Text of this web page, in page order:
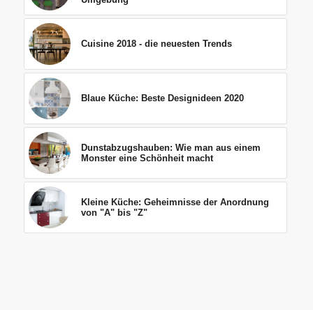
Cuisine 2018 - die neuesten Trends
Blaue Küche: Beste Designideen 2020
Dunstabzugshauben: Wie man aus einem
Monster eine Schönheit macht
Kleine Küche: Geheimnisse der Anordnung
von "A" bis "Z"